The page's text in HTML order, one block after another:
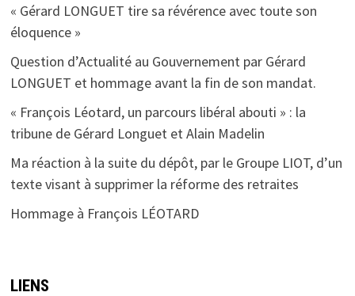
« Gérard LONGUET tire sa révérence avec toute son
éloquence »
Question d’Actualité au Gouvernement par Gérard
LONGUET et hommage avant la fin de son mandat.
« François Léotard, un parcours libéral abouti » : la
tribune de Gérard Longuet et Alain Madelin
Ma réaction à la suite du dépôt, par le Groupe LIOT, d’un
texte visant à supprimer la réforme des retraites
Hommage à François LÉOTARD
LIENS